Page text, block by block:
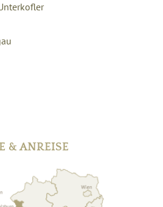
& ANREISE